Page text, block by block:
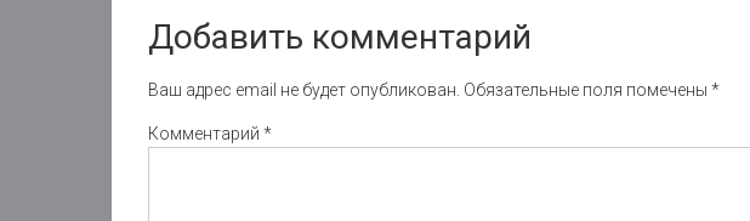
Добавить комментарий
Ваш адрес email не будет опубликован. Обязательные поля помечены *
Комментарий *